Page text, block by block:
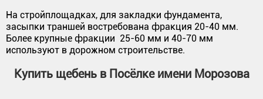
На стройплощадках, для закладки фундамента,
засыпки траншей востребована фракция 20-40 мм.
Более крупные фракции 25-60 мм и 40-70 мм
используют в дорожном строительстве.
Купить щебень в Посёлке имени Морозова